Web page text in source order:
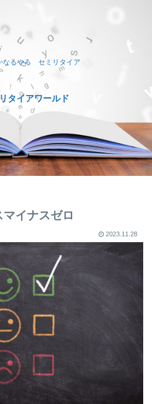
なるやろ セミリタイア
タイアワールド
イナスゼロ
2023.11.28